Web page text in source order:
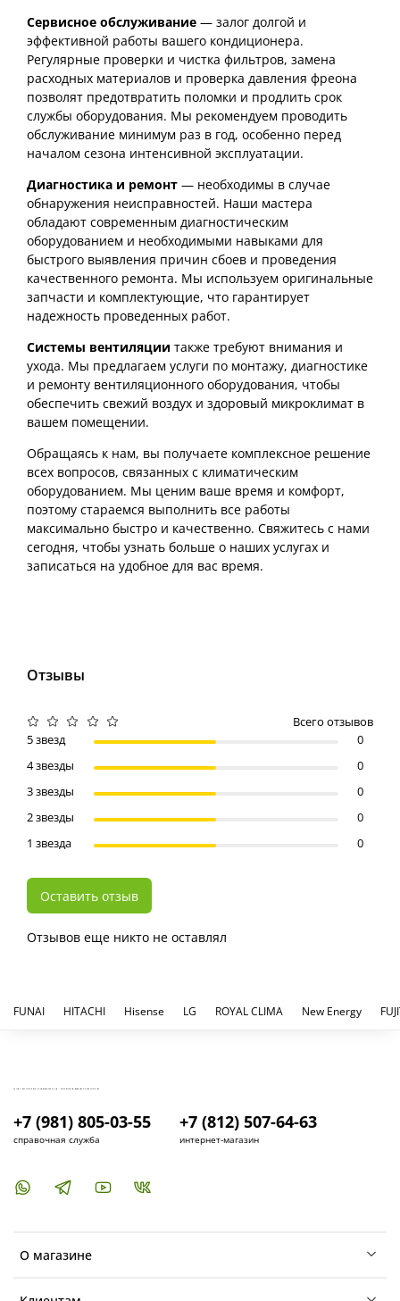
Сервисное обслуживание — залог долгой и
эффективной работы вашего кондиционера.
Регулярные проверки и чистка фильтров, замена
расходных материалов и проверка давления фреона
позволят предотвратить поломки и продлить срок
службы оборудования. Мы рекомендуем проводить
обслуживание минимум раз в год, особенно перед
началом сезона интенсивной эксплуатации.
Диагностика и ремонт — необходимы в случае
обнаружения неисправностей. Наши мастера
обладают современным диагностическим
оборудованием и необходимыми навыками для
быстрого выявления причин сбоев и проведения
качественного ремонта. Мы используем оригинальные
запчасти и комплектующие, что гарантирует
надежность проведенных работ.
Системы вентиляции также требуют внимания и
ухода. Мы предлагаем услуги по монтажу, диагностике
и ремонту вентиляционного оборудования, чтобы
обеспечить свежий воздух и здоровый микроклимат в
вашем помещении.
Обращаясь к нам, вы получаете комплексное решение
всех вопросов, связанных с климатическим
оборудованием. Мы ценим ваше время и комфорт,
поэтому стараемся выполнить все работы
максимально быстро и качественно. Свяжитесь с нами
сегодня, чтобы узнать больше о наших услугах и
записаться на удобное для вас время.
Отзывы
Отзывов еще никто не оставлял
Всего отзывов
5 звезд
0
4 звезды
0
3 звезды
0
2 звезды
0
1 звезда
0
Оставить отзыв
FUNAI HITACHI Hisense LG ROYAL CLIMA New Energy
О магазине
+7 (981) 805-03-55
справочная служба
+7 (812) 507-64-63
интернет-магазин